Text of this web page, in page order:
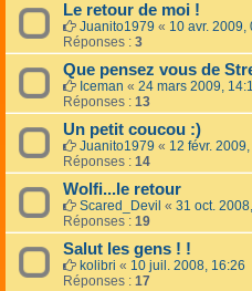
Le retour de moi !
Juanito1979 « 10 avr. 2009,
Réponses : 3
Que pensez vous de
Iceman « 24 mars 2009,
Réponses : 13
Un petit coucou :)
Juanito1979 « 12 févr.
Réponses : 14
Wolfi...le retour
Scared_Devil « 31 oct.
Réponses : 19
Salut les gens ! !
kolibri « 10 juil. 2008, 16:26
Réponses : 17